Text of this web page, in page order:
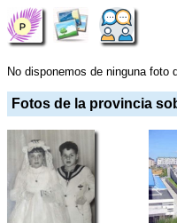
No disponemos de ninguna foto
Fotos de la provincia